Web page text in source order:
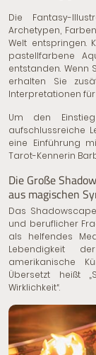
Die Fantasy-
Archetypen,
Welt entspringen.
pastellfarbene
entstanden.
erhalten Sie
Interpretationen für
Um den
aufschlussreiche
eine Einführung
Tarot-Kennerin
Die Große
aus magischen
Das
und beruflicher
als helfendes
Lebendigkeit
amerikanische
Übersetzt heißt
Wirklichkeit“.